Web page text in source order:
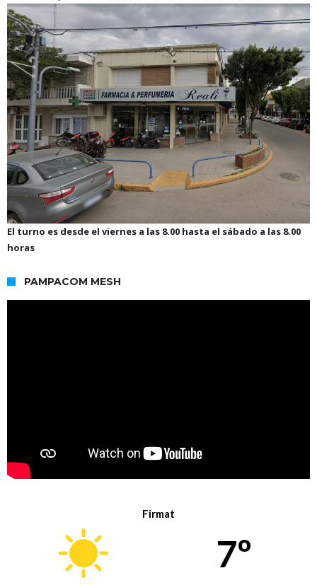
El turno es desde el viernes a las 8.00 hasta el sábado a las 8.00
horas
PAMPACOM MESH
Firmat
7º